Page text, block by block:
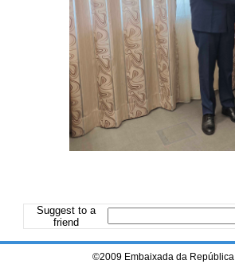
Suggest to a
friend
©2009 Embaixada da